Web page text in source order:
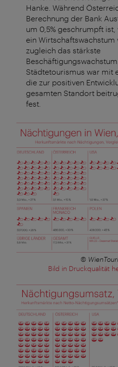
Hanke. Während
Berechnung der Bank
um 0,5% geschrumpft
ein Wirtschaftswachstum
zugleich das stärkste
Städtetourismus war mit
die zur positiven
gesamten Standort
fest.
©
Bild in Druckqualität